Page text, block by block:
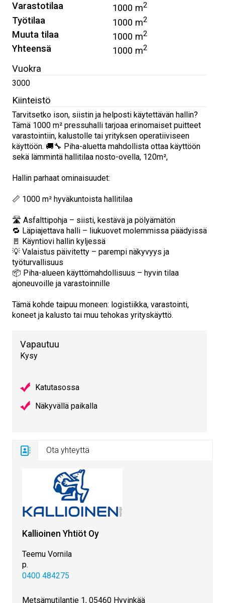
Varastotilaa 1000 m2
Työtilaa 1000 m2
Muuta tilaa 1000 m2
Yhteensä 1000 m2
Vuokra
3000
Kiinteistö
Tarvitsetko ison, siistin ja helposti käytettävän hallin?
Tämä 1000 m² pressuhalli tarjoaa erinomaiset puitteet
varastointiin, kalustolle tai yrityksen operatiiviseen
käyttöön. 🚚🔧 Piha-aluetta mahdollista ottaa käyttöön
sekä lämmintä hallitilaa nosto-ovella, 120m²,
Hallin parhaat ominaisuudet:
📏 1000 m² hyväkuntoista hallitilaa
🛣️ Asfalttipohja – siisti, kestävä ja pölyämätön
🔁 Läpiajettava halli – liukuovet molemmissa päädyissä
🚪 Käyntiovi hallin kyljessä
💡 Valaistus päivitetty – parempi näkyvyys ja
työturvallisuus
📦 Piha-alueen käyttömahdollisuus – hyvin tilaa
ajoneuvoille ja varastoinnille
Tämä kohde taipuu moneen: logistiikka, varastointi,
koneet ja kalusto tai muu tehokas yrityskäyttö.
Vapautuu
Kysy
Katutasossa
Näkyvällä paikalla
Ota yhteyttä
Kallioinen Yhtiöt Oy
Teemu Vornila
p.
0400 484275
Metsämutilantie 1, 05460 Hyvinkää